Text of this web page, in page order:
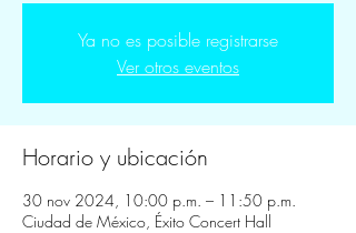
Ya no es posible registrarse
Ver otros eventos
Horario y ubicación
30 nov 2024, 10:00 p.m. – 11:50 p.m.
Ciudad de México, Éxito Concert Hall